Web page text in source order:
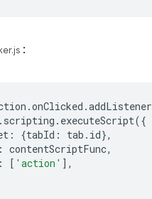
:
.onClicked .addListener
. scripting . executeScript({
: {tabId : tab . id},
: contentScriptFunc,
: [ 'action' ],